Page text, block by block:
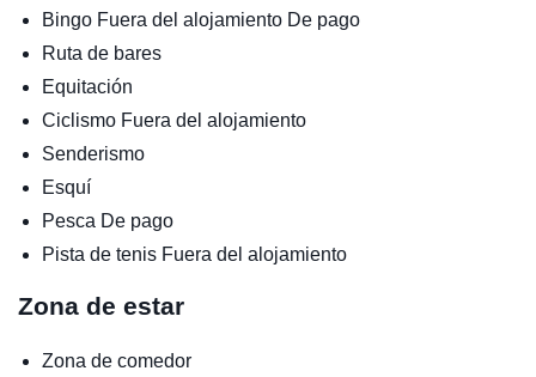
Bingo Fuera del alojamiento De pago
Ruta de bares
Equitación
Ciclismo Fuera del alojamiento
Senderismo
Esquí
Pesca De pago
Pista de tenis Fuera del alojamiento
Zona de estar
Zona de comedor